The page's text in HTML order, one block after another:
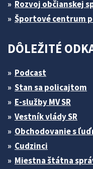
Rozvoj občianskej
Športové centrum
DÔLEŽITÉ
Podcast
Stan sa policajtom
E-služby MV SR
Vestník vlády SR
Obchodovanie s
Cudzinci
Miestna štátna